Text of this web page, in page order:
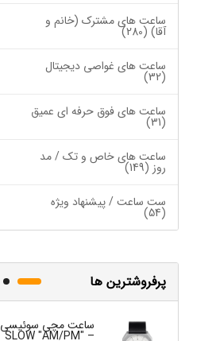
ساعت های مشترک (خانم و
آقا) (280)
ساعت های غواصی دیجیتال
(32)
ساعت های فوق حرفه ای عمیق
(31)
ساعت های خاص و تک / مد
روز (149)
ست ساعت / پیشنهاد ویژه
(54)
پرفروشترین ها
ساعت مچی سوئیسی
SLOW "AM/PM" –